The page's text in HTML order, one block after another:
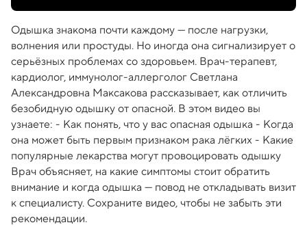
Одышка знакома почти каждому — после нагрузки,
волнения или простуды. Но иногда она сигнализирует о
серьёзных проблемах со здоровьем. Врач-терапевт,
кардиолог, иммунолог-аллерголог Светлана
Александровна Максакова рассказывает, как отличить
безобидную одышку от опасной. В этом видео вы
узнаете: - Как понять, что у вас опасная одышка - Когда
она может быть первым признаком рака лёгких - Какие
популярные лекарства могут провоцировать одышку
Врач объясняет, на какие симптомы стоит обратить
внимание и когда одышка — повод не откладывать визит
к специалисту. Сохраните видео, чтобы не забыть эти
рекомендации.